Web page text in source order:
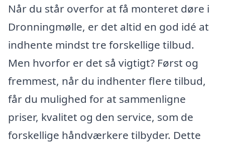
Når du står overfor at få monteret døre i
Dronningmølle, er det altid en god idé at
indhente mindst tre forskellige tilbud.
Men hvorfor er det så vigtigt? Først og
fremmest, når du indhenter flere tilbud,
får du mulighed for at sammenligne
priser, kvalitet og den service, som de
forskellige håndværkere tilbyder. Dette